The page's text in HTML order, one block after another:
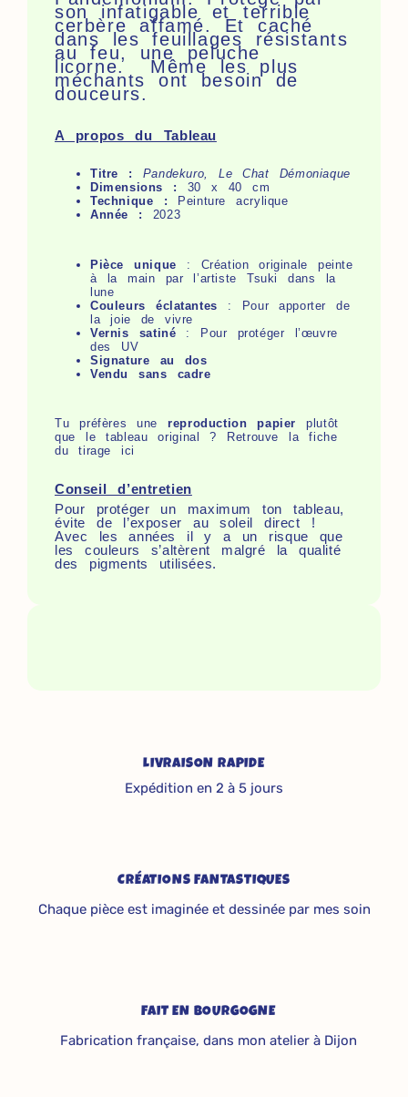
son infatigable et terrible
cerbère affamé. Et caché
dans les feuillages résistants
au feu, une peluche
licorne. Même les plus
méchants ont besoin de
douceurs.
A propos du Tableau
Titre : Pandekuro, Le Chat Démoniaque
Dimensions :
30 x 40 cm
Technique : Peinture acrylique
Année :
2023
Pièce unique : Création originale peinte
à la main par l’artiste Tsuki dans la
lune
Couleurs éclatantes : Pour apporter de
la joie de vivre
Vernis satiné : Pour protéger l’œuvre
des UV
Signature au dos
Vendu sans cadre
Tu préfères unereproduction papierplutôt
que le tableau original ? Retrouve la fiche
dutirage ici
Conseil d’entretien
Pour protéger un maximum ton tableau,
évite de l’exposer au soleil direct !
Avec les années il y a un risque que
les couleurs s’altèrent malgré la qualité
des pigments utilisées.
LIVRAISON RAPIDE
Expédition en 2 à 5 jours
CRÉATIONS FANTASTIQUES
Chaque pièce est imaginée et dessinée par mes soin
FAIT EN BOURGOGNE
Fabrication française, dans mon atelier à Dijon